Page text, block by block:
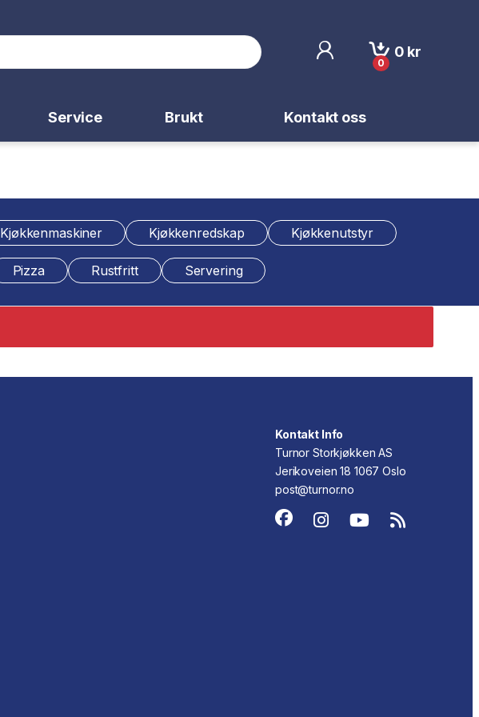
0
0 kr
Service Brukt Kontakt oss
Kjøkkenmaskiner Kjøkkenredskap Kjøkkenutstyr
Pizza Rustfritt Servering
Kontakt Info
Turnor Storkjøkken AS
Jerikoveien 18 1067 Oslo
post@turnor.no